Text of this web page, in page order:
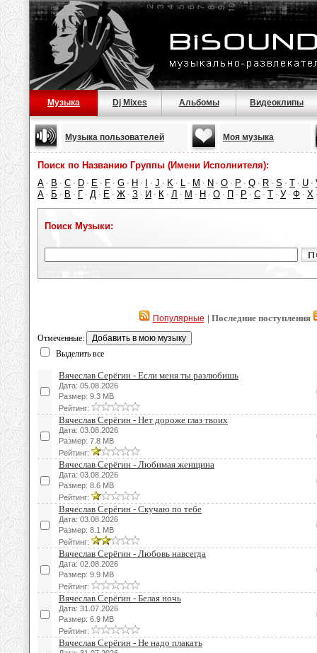
Музыка Dj Mixes Альбомы Видеоклипы
Музыка пользователей Моя музыка
Поиск по Названию Группы (Имени Исполнителя):
A · B · C · D · E · F · G · H · · J · K · L · M · N · O · P · Q · R · S · T · U ·
А · Б · В · Г · Д · Е · Ж · З · И · К · Л · М · Н · О · П · Р · С · Т · У · Ф · Х
Поиск Музыки:
Популярные | Последние поступления
Отмеченные:
Выделить все
Вячеслав Серёгин - Если меня ты разлюбишь
Дата: 05.08.2026
Размер: 9.3 MB
Рейтинг:
Вячеслав Серёгин - Нет дороже глаз твоих
Дата: 03.08.2026
Размер: 7.8 MB
Рейтинг:
Вячеслав Серёгин - Любимая женщина
Дата: 03.08.2026
Размер: 8.6 MB
Рейтинг:
Вячеслав Серёгин - Скучаю по тебе
Дата: 03.08.2026
Размер: 8.1 MB
Рейтинг:
Вячеслав Серёгин - Любовь навсегда
Дата: 02.08.2026
Размер: 9.9 MB
Рейтинг:
Вячеслав Серёгин - Белая ночь
Дата: 31.07.2026
Размер: 6.9 MB
Рейтинг:
Вячеслав Серёгин - Не надо плакать